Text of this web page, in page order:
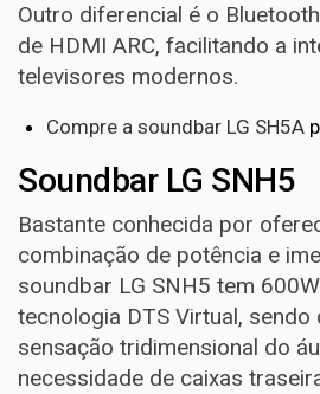
Outro diferencial é o
de HDMI ARC, facilitando a
televisores modernos.
Compre a soundbar LG SH5A
Soundbar LG SNH5
Bastante conhecida por
combinação de potência e
soundbar LG SNH5 tem
tecnologia DTS Virtual,
sensação tridimensional do
necessidade de caixas